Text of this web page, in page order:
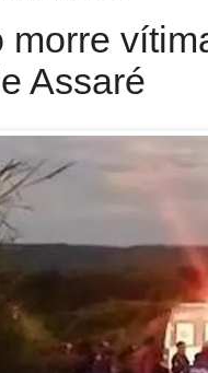
morre
Assaré